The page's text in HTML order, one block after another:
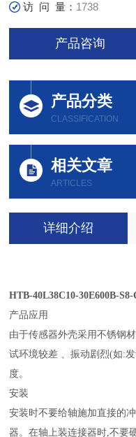
访 问 量： 1738
产品咨询
产品分类
CLASSIFICATION
相关文章
ARTICLES
详细介绍
HTB-40L38C10-30E600B-
产品应用
由于传感器外壳采用不锈钢
试环境较差 、振动剧烈(如:
度。
安装
安装时不要给轴施加直接的
器。在轴上装连接器时,不要